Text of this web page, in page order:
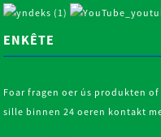
ENKÊTE
Foar fragen oer ús produkten
sille binnen 24 oeren kontakt